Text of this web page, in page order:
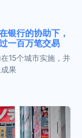
行的协助下，
一百万笔交易
15个城市实施，并
果